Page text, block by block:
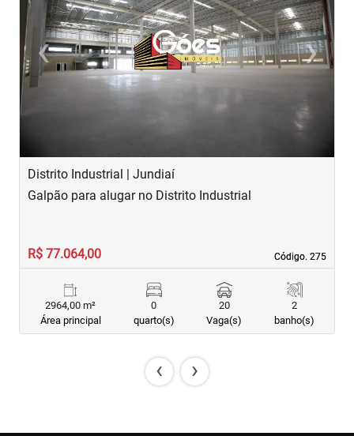
‹
Previous ›Next
Distrito Industrial | Jundiaí
Código. 275
Código. 275
Galpão para alugar no Distrito Industrial
R$ 77.064,00
2964,00 m²
Área principal
0
quarto(s)
20
Vaga(s)
2
banho(s)
‹ ›